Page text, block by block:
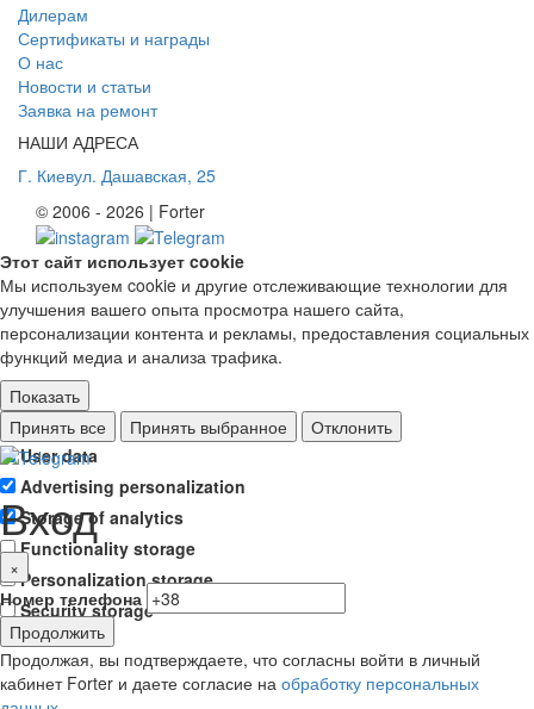
Дилерам
Сертификаты и награды
О нас
Новости и статьи
Заявка на ремонт
НАШИ АДРЕСА
Г. Киевул. Дашавская, 25
© 2006 - 2026 | Forter
Этот сайт использует cookie
Мы используем cookie и другие отслеживающие технологии для
улучшения вашего опыта просмотра нашего сайта,
персонализации контента и рекламы, предоставления социальных
функций медиа и анализа трафика.
Показать
Ad storage
User data
Advertising personalization
Storage of analytics
Functionality storage
Personalization storage
Security storage
Принять все Принять выбранное Отклонить
Вход
×
Номер телефона
Продолжить
Продолжая, вы подтверждаете, что согласны войти в личный
кабинет Forter и даете согласие на обработку персональных